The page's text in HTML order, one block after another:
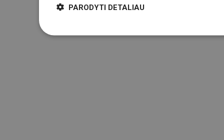
PARODYTI DETALIAU